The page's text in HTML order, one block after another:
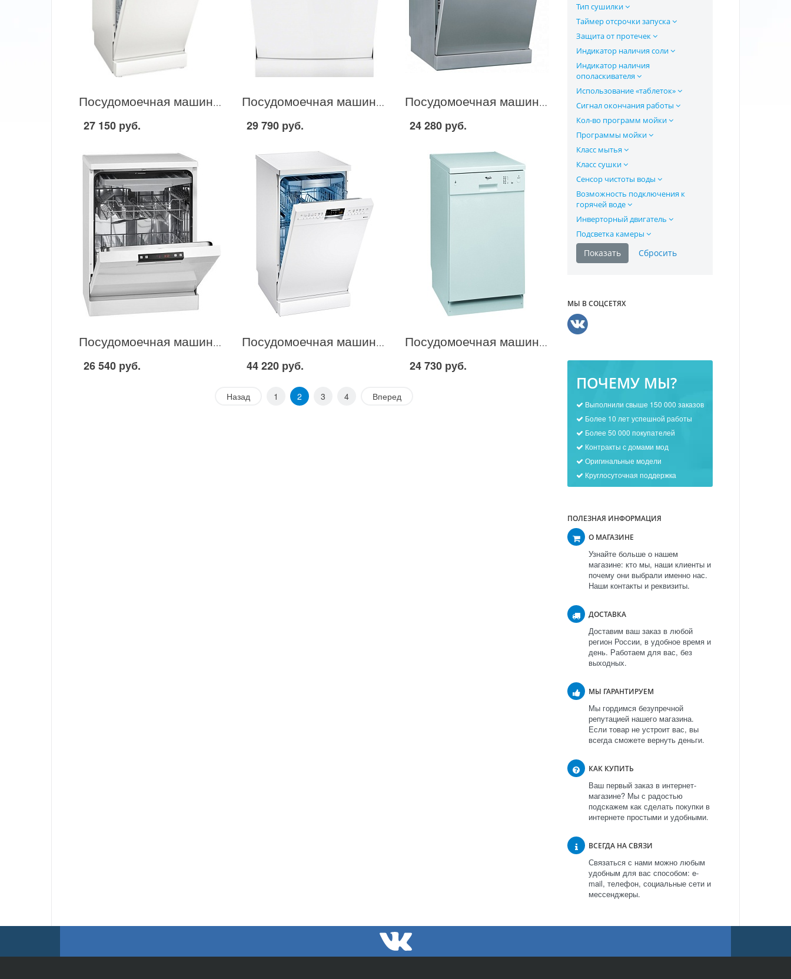
Тип сушилки
Таймер отсрочки запуска
Защита от протечек
Индикатор наличия соли
Индикатор наличия
ополаскивателя
Использование «таблеток»
Сигнал окончания работы
Кол-во программ мойки
Программы мойки
Класс мытья
Класс сушки
Сенсор чистоты воды
Возможность подключения к
горячей воде
Инверторный двигатель
Подсветка камеры
МЫ В СОЦСЕТЯХ
ПОЧЕМУ МЫ?
Выполнили свыше 150 000 заказов
Более 10 лет успешной работы
Более 50 000 покупателей
Контракты с домами мод
Оригинальные модели
Круглосуточная поддержка
ПОЛЕЗНАЯ ИНФОРМАЦИЯ
О МАГАЗИНЕ
Узнайте больше о нашем
магазине: кто мы, наши клиенты и
почему они выбрали именно нас.
Наши контакты и реквизиты.
ДОСТАВКА
Доставим ваш заказ в любой
регион России, в удобное время и
день. Работаем для вас, без
выходных.
МЫ ГАРАНТИРУЕМ
Мы гордимся безупречной
репутацией нашего магазина.
Если товар не устроит вас, вы
всегда сможете вернуть деньги.
КАК КУПИТЬ
Ваш первый заказ в интернет-
магазине? Мы с радостью
подскажем как сделать покупки в
интернете простыми и удобными.
ВСЕГДА НА СВЯЗИ
Связаться с нами можно любым
удобным для вас способом: e-
mail, телефон, социальные сети и
мессенджеры.
Посудомоечная машина Siemens SR 24E201 в Москве
27 150 руб.
Посудомоечная машина Zanussi ZDF 91400 в Москве
29 790 руб.
Посудомоечная машина Hansa ZWM-627 в Москве
24 280 руб.
Посудомоечная машина Bomann GSP 850 в Москве
26 540 руб.
Посудомоечная машина Siemens SR 26T298 в Москве
44 220 руб.
Посудомоечная машина Whirlpool ADP 450 в Москве
24 730 руб.
Назад 1 2 3 4 Вперед